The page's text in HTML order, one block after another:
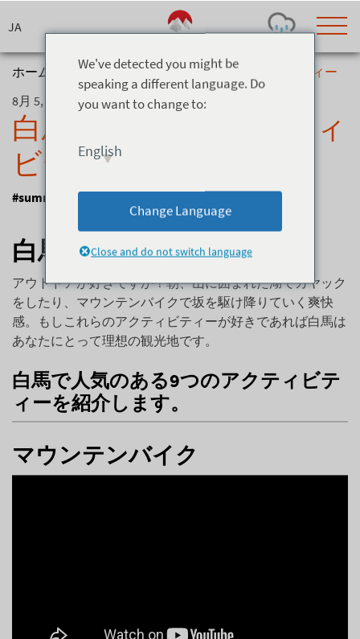
to
Today's Outlook
Snow (cm)
24h
-
0
Bottom Top
Lifts open
Current
0
Feels Like
-
Wind (km/h)
0
Barometric Pressure
ホーム ニュース >
白馬アウトドアアクティビティー
8月 5, 2021
白馬アウトドアアクティ
ビティー
#summer
白馬アクティビティー
アウトドアが好きですか？朝、山に囲まれた湖でカヤック
をしたり、マウンテンバイクで坂を駆け降りていく爽快
感。もしこれらのアクティビティーが好きであれば白馬は
あなたにとって理想の観光地です。
白馬で人気のある9つのアクティビテ
ィーを紹介します。
マウンテンバイク
We've detected you might be
speaking a different language. Do
you want to change to:
English
Change Language
Close and do not switch language